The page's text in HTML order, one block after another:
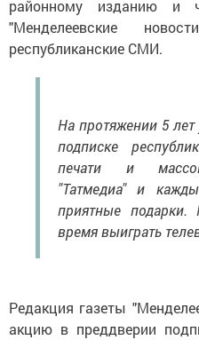
районному изданию и
"Менделеевские
республиканские СМИ.
На протяжении 5
подписке
печати и
"Татмедиа" и
приятные
время выиграть
Редакция газеты
акцию в преддверии